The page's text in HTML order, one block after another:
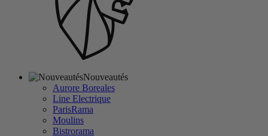
Nouveautés
Aurore Boreales
Line Electrique
ParisRama
Moulins
Bistrorama